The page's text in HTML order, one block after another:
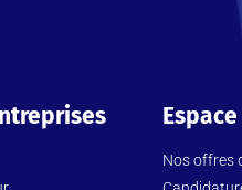
Nos offres